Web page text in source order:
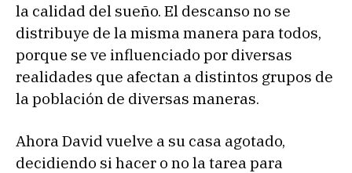
la calidad del sueño. El descanso no se
distribuye de la misma manera para todos,
porque se ve influenciado por diversas
realidades que afectan a distintos grupos de
la población de diversas maneras.
Ahora David vuelve a su casa agotado,
decidiendo si hacer o no la tarea para